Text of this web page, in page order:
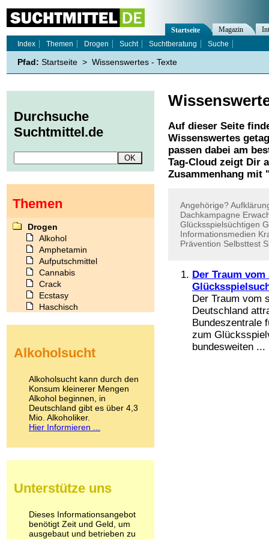
Auf dieser Seite
Wissenswertes
passen dabei am
Tag-Cloud zeigt Dir
Zusammenhang mit
Angehörige?
Dachkampagne
Glücksspielsüchtigen
Informationsmedien
Prävention Selbsttest
Der Traum
Der Traum vom
Deutschland
Bundeszentrale
zum
bundesweiten ...
Startseite Magazin
Index
Themen Drogen Sucht Suchtberatung Suche
Pfad: Startseite > Wissenswertes - Texte
Durchsuche
Suchtmittel.de
Themen
Drogen
Alkohol
Amphetamin
Aufputschmittel
Cannabis
Crack
Ecstasy
Haschisch
Kokain
LSD
Marihuana
Medikamente
Meskalin
Metamphetamin
Methadon
Pilze
Psychopharmaka
Schlafmittel
Schmerzmittel
Alkoholsucht
Alkoholsucht kann durch den
Konsum kleinerer Mengen
Alkohol beginnen, in
Deutschland gibt es über 4,3
Mio. Alkoholiker.
Hier Informieren ...
Unterstütze uns
Dieses Informationsangebot
benötigt Zeit und Geld, um
ausgebaut und betrieben zu